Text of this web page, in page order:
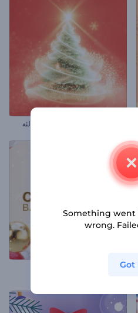
مقدمة عن شجرة عيد الميلاد المتلألئة
افتتاحية زينات الكريسماس
يوجد شيء ما خطأ Something went
wrong.
Got